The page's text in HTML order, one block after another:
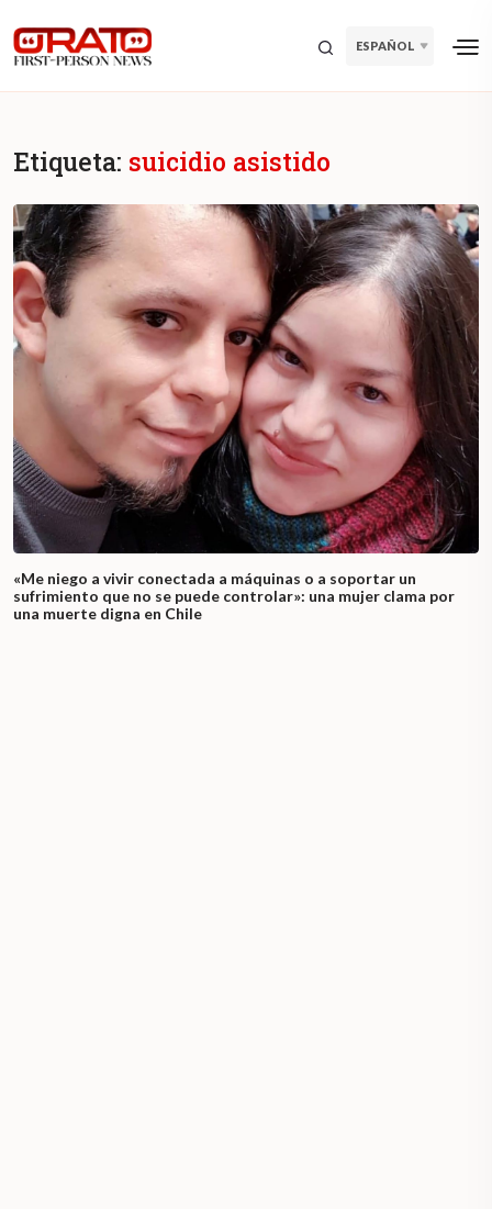
ESPAÑOL
Etiqueta: suicidio asistido
«Me niego a vivir conectada a máquinas o a soportar un
sufrimiento que no se puede controlar»: una mujer clama por
una muerte digna en Chile